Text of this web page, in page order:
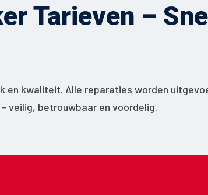
Tarieven –
en kwaliteit. Alle reparaties worden
veilig, betrouwbaar en voordelig.